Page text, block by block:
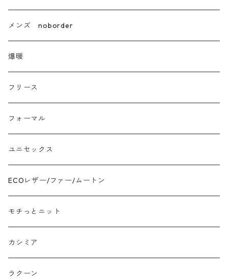
カシミア
ラクーン フェレット フォックス
モヘア
モチッとニット
ツイード
ジャガード
接触冷感
プリント柄物
刺繍レース
メンズ noborder
爆暖
フリース
フォーマル
ユニセックス
ECOレザー/ファー/ムートン
モチっとニット
カシミア
ラクーン